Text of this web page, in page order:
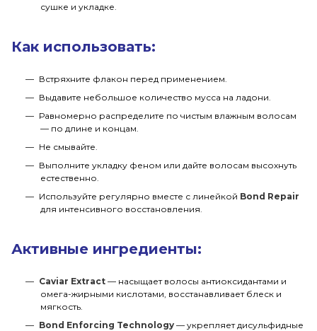
сушке и укладке.
Как использовать:
Встряхните флакон перед применением.
Выдавите небольшое количество мусса на ладони.
Равномерно распределите по чистым влажным волосам
— по длине и концам.
Не смывайте.
Выполните укладку феном или дайте волосам высохнуть
естественно.
Используйте регулярно вместе с линейкой Bond Repair
для интенсивного восстановления.
Активные ингредиенты:
Caviar Extract — насыщает волосы антиоксидантами и
омега-жирными кислотами, восстанавливает блеск и
мягкость.
Bond Enforcing Technology — укрепляет дисульфидные